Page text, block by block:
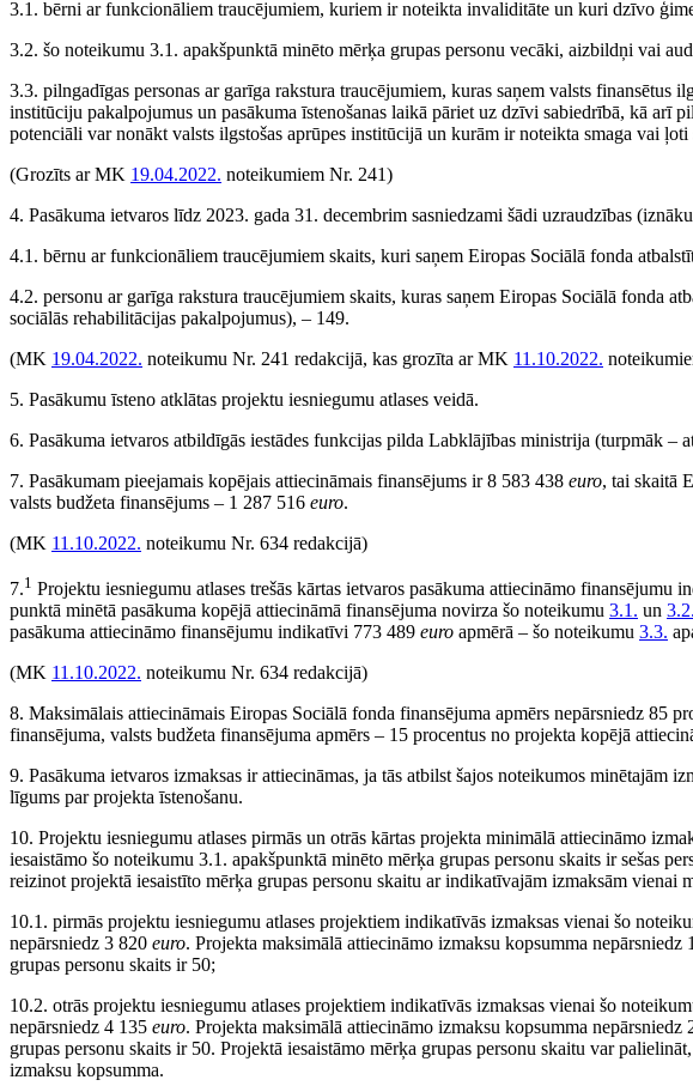
3.1. bērni ar funkcionāliem traucējumiem, kuriem ir noteikta invaliditāte un kuri dzīvo
3.2. šo noteikumu 3.1. apakšpunktā minēto mērķa grupas personu vecāki, aizbildņi vai
3.3. pilngadīgas personas ar garīga rakstura traucējumiem, kuras saņem valsts finansētus
institūciju pakalpojumus un pasākuma īstenošanas laikā pāriet uz dzīvi sabiedrībā, kā arī
potenciāli var nonākt valsts ilgstošas aprūpes institūcijā un kurām ir noteikta smaga vai
(Grozīts ar MK 19.04.2022. noteikumiem Nr. 241)
4. Pasākuma ietvaros līdz 2023. gada 31. decembrim sasniedzami šādi uzraudzības
4.1. bērnu ar funkcionāliem traucējumiem skaits, kuri saņem Eiropas Sociālā fonda
4.2. personu ar garīga rakstura traucējumiem skaits, kuras saņem Eiropas Sociālā fonda
sociālās rehabilitācijas pakalpojumus), – 149.
(MK 19.04.2022. noteikumu Nr. 241 redakcijā, kas grozīta ar MK 11.10.2022.
5. Pasākumu īsteno atklātas projektu iesniegumu atlases veidā.
6. Pasākuma ietvaros atbildīgās iestādes funkcijas pilda Labklājības ministrija (turpmāk –
7. Pasākumam pieejamais kopējais attiecināmais finansējums ir 8 583 438 euro, tai skaitā
valsts budžeta finansējums – 1 287 516 euro.
(MK 11.10.2022. noteikumu Nr. 634 redakcijā)
7.1 Projektu iesniegumu atlases trešās kārtas ietvaros pasākuma attiecināmo finansējumu
punktā minētā pasākuma kopējā attiecināmā finansējuma novirza šo noteikumu 3.1. un 3.2.
pasākuma attiecināmo finansējumu indikatīvi 773 489 euro apmērā – šo noteikumu 3.3.
(MK 11.10.2022. noteikumu Nr. 634 redakcijā)
8. Maksimālais attiecināmais Eiropas Sociālā fonda finansējuma apmērs nepārsniedz 85
finansējuma, valsts budžeta finansējuma apmērs – 15 procentus no projekta kopējā
9. Pasākuma ietvaros izmaksas ir attiecināmas, ja tās atbilst šajos noteikumos minētajām
līgums par projekta īstenošanu.
10. Projektu iesniegumu atlases pirmās un otrās kārtas projekta minimālā attiecināmo
iesaistāmo šo noteikumu 3.1. apakšpunktā minēto mērķa grupas personu skaits ir sešas
reizinot projektā iesaistīto mērķa grupas personu skaitu ar indikatīvajām izmaksām vienai
10.1. pirmās projektu iesniegumu atlases projektiem indikatīvās izmaksas vienai šo
nepārsniedz 3 820 euro. Projekta maksimālā attiecināmo izmaksu kopsumma nepārsniedz
grupas personu skaits ir 50;
10.2. otrās projektu iesniegumu atlases projektiem indikatīvās izmaksas vienai šo
nepārsniedz 4 135 euro. Projekta maksimālā attiecināmo izmaksu kopsumma nepārsniedz
grupas personu skaits ir 50. Projektā iesaistāmo mērķa grupas personu skaitu var
izmaksu kopsumma.